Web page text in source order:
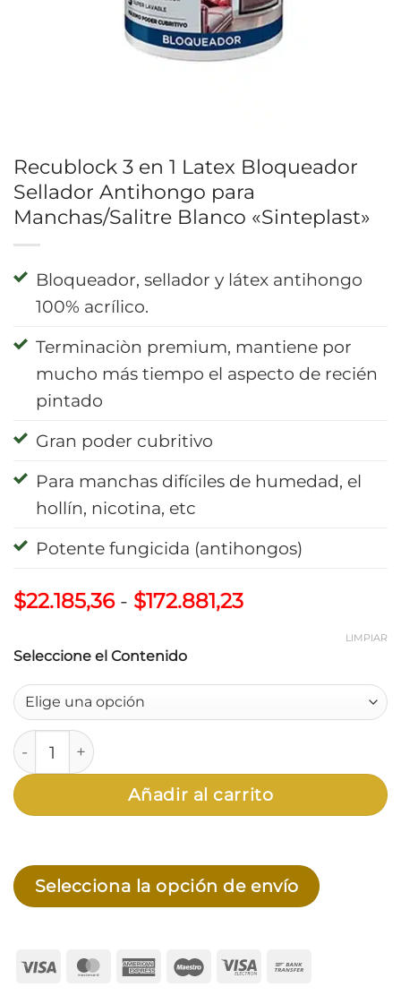
Recublock 3 en 1 Latex Bloqueador
Sellador Antihongo para
Manchas/Salitre Blanco «Sinteplast»
Bloqueador, sellador y látex antihongo
100% acrílico.
Terminaciòn premium, mantiene por
mucho más tiempo el aspecto de recién
pintado
Gran poder cubritivo
Para manchas difíciles de humedad, el
hollín, nicotina, etc
Potente fungicida (antihongos)
$22.185,36 - $172.881,23Rango
$22.185,36
$172.881,23
Seleccione el Contenido
LIMPIAR
Recublock 3 en 1 Latex Bloqueador Sellador
Añadir al carrito
Selecciona la opción de envío
Visa MasterCardAmericanMaestroVisa